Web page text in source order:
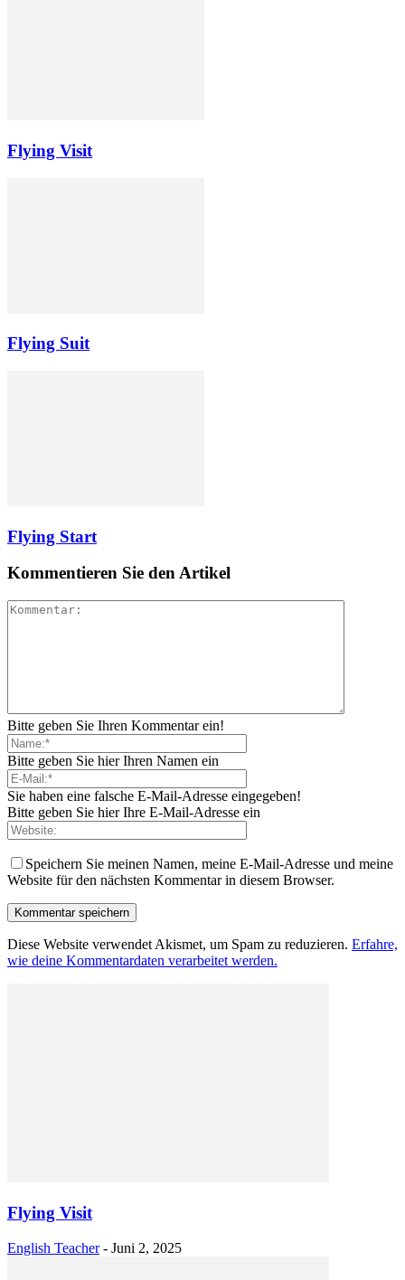
Flying Visit
Flying Suit
Flying Start
Kommentieren Sie den Artikel
Bitte geben Sie Ihren Kommentar ein!
Bitte geben Sie hier Ihren Namen ein
Sie haben eine falsche E-Mail-Adresse eingegeben!
Bitte geben Sie hier Ihre E-Mail-Adresse ein
Speichern Sie meinen Namen, meine E-Mail-Adresse und meine
Website für den nächsten Kommentar in diesem Browser.
Diese Website verwendet Akismet, um Spam zu reduzieren. Erfahre,
wie deine Kommentardaten verarbeitet werden.
Flying Visit
English Teacher - Juni 2, 2025